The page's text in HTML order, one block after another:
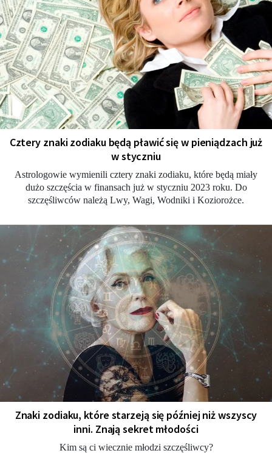
Cztery znaki zodiaku będą pławić się w pieniądzach już
w styczniu
Astrologowie wymienili cztery znaki zodiaku, które będą miały
dużo szczęścia w finansach już w styczniu 2023 roku. Do
szczęśliwców należą Lwy, Wagi, Wodniki i Koziorożce.
Znaki zodiaku, które starzeją się później niż wszyscy
inni. Znają sekret młodości
Kim są ci wiecznie młodzi szczęśliwcy?